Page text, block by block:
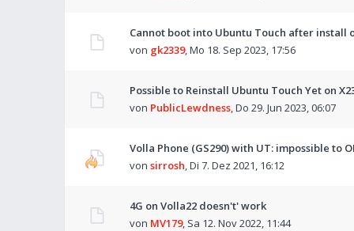
Cannot boot into Ubuntu Touch after install
von gk2339,Mo 18. Sep 2023, 17:56
Possible to Reinstall Ubuntu Touch Yet on
von PublicLewdness,Do 29. Jun 2023, 06:07
Volla Phone (GS290) with UT: impossible to
von sirrosh,Di 7. Dez 2021, 16:12
4G on Volla22 doesn't' work
von MV179, Sa 12. Nov 2022, 11:44